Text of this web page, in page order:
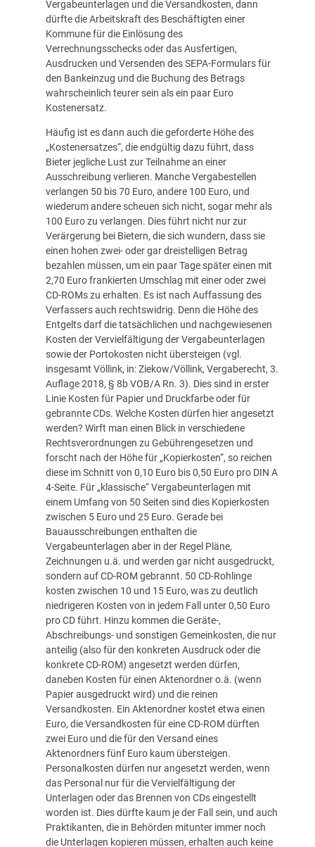
Vergabeunterlagen und die Versandkosten, dann
dürfte die Arbeitskraft des Beschäftigten einer
Kommune für die Einlösung des
Verrechnungsschecks oder das Ausfertigen,
Ausdrucken und Versenden des SEPA-Formulars für
den Bankeinzug und die Buchung des Betrags
wahrscheinlich teurer sein als ein paar Euro
Kostenersatz.
Häufig ist es dann auch die geforderte Höhe des
„Kostenersatzes“, die endgültig dazu führt, dass
Bieter jegliche Lust zur Teilnahme an einer
Ausschreibung verlieren. Manche Vergabestellen
verlangen 50 bis 70 Euro, andere 100 Euro, und
wiederum andere scheuen sich nicht, sogar mehr als
100 Euro zu verlangen. Dies führt nicht nur zur
Verärgerung bei Bietern, die sich wundern, dass sie
einen hohen zwei- oder gar dreistelligen Betrag
bezahlen müssen, um ein paar Tage später einen mit
2,70 Euro frankierten Umschlag mit einer oder zwei
CD-ROMs zu erhalten. Es ist nach Auffassung des
Verfassers auch rechtswidrig. Denn die Höhe des
Entgelts darf die tatsächlichen und nachgewiesenen
Kosten der Vervielfältigung der Vergabeunterlagen
sowie der Portokosten nicht übersteigen (vgl.
insgesamt Völlink, in: Ziekow/Völlink, Vergaberecht, 3.
Auflage 2018, § 8b VOB/A Rn. 3). Dies sind in erster
Linie Kosten für Papier und Druckfarbe oder für
gebrannte CDs. Welche Kosten dürfen hier angesetzt
werden? Wirft man einen Blick in verschiedene
Rechtsverordnungen zu Gebührengesetzen und
forscht nach der Höhe für „Kopierkosten“, so reichen
diese im Schnitt von 0,10 Euro bis 0,50 Euro pro DIN A
4-Seite. Für „klassische“ Vergabeunterlagen mit
einem Umfang von 50 Seiten sind dies Kopierkosten
zwischen 5 Euro und 25 Euro. Gerade bei
Bauausschreibungen enthalten die
Vergabeunterlagen aber in der Regel Pläne,
Zeichnungen u.ä. und werden gar nicht ausgedruckt,
sondern auf CD-ROM gebrannt. 50 CD-Rohlinge
kosten zwischen 10 und 15 Euro, was zu deutlich
niedrigeren Kosten von in jedem Fall unter 0,50 Euro
pro CD führt. Hinzu kommen die Geräte-,
Abschreibungs- und sonstigen Gemeinkosten, die nur
anteilig (also für den konkreten Ausdruck oder die
konkrete CD-ROM) angesetzt werden dürfen,
daneben Kosten für einen Aktenordner o.ä. (wenn
Papier ausgedruckt wird) und die reinen
Versandkosten. Ein Aktenordner kostet etwa einen
Euro, die Versandkosten für eine CD-ROM dürften
zwei Euro und die für den Versand eines
Aktenordners fünf Euro kaum übersteigen.
Personalkosten dürfen nur angesetzt werden, wenn
das Personal nur für die Vervielfältigung der
Unterlagen oder das Brennen von CDs eingestellt
worden ist. Dies dürfte kaum je der Fall sein, und auch
Praktikanten, die in Behörden mitunter immer noch
die Unterlagen kopieren müssen, erhalten auch keine